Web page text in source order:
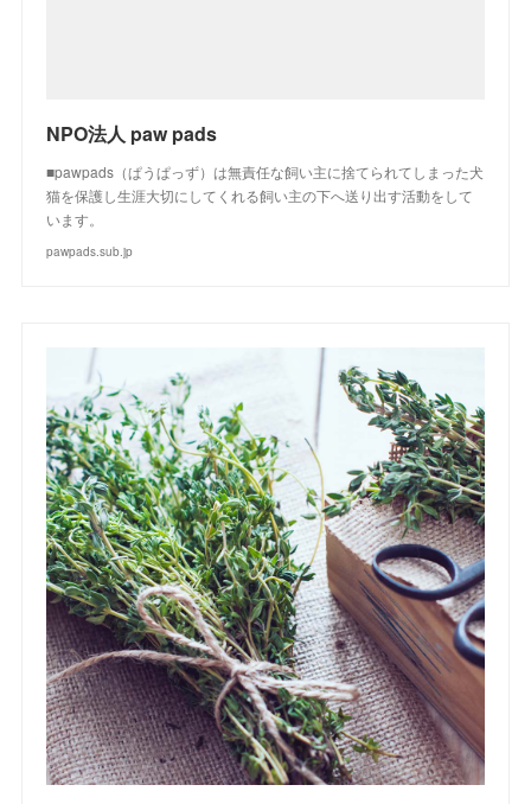
NPO法人 paw pads
■pawpads（ぱうぱっず）は無責任な飼い主に捨てられてしまった犬
猫を保護し生涯大切にしてくれる飼い主の下へ送り出す活動をして
います。
pawpads.sub.jp